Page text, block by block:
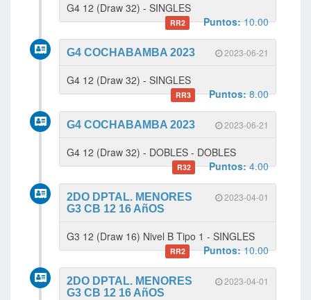
G4 12 (Draw 32) - SINGLES
RR2 Puntos:10.00
2023-06-21
G4 COCHABAMBA 2023
G4 12 (Draw 32) - SINGLES
RR3 Puntos:8.00
2023-06-21
G4 COCHABAMBA 2023
G4 12 (Draw 32) - DOBLES - DOBLES
R32 Puntos:4.00
2023-04-01
2DO DPTAL. MENORES
G3 CB 12 16 AñOS
G3 12 (Draw 16) Nivel B Tipo 1 - SINGLES
RR2 Puntos:10.00
2023-04-01
2DO DPTAL. MENORES
G3 CB 12 16 AñOS